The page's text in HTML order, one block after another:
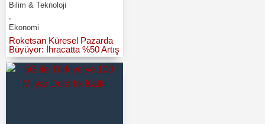
Bilim & Teknoloji
,
Ekonomi
Roketsan Küresel Pazarda
Büyüyor: İhracatta %50 Artış